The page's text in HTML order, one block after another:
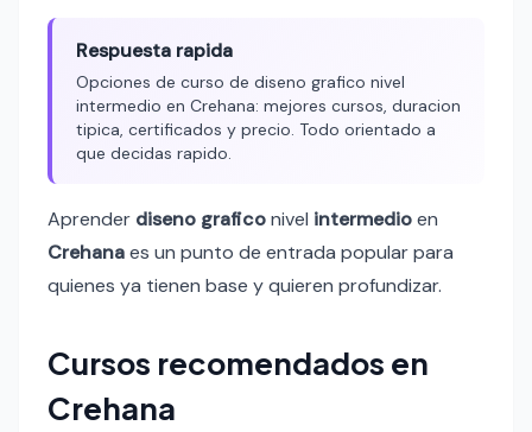
Respuesta rapida
Opciones de curso de diseno grafico nivel
intermedio en Crehana: mejores cursos, duracion
tipica, certificados y precio. Todo orientado a
que decidas rapido.
Aprender diseno graficonivel intermedioen
Crehanaes un punto de entrada popular para
quienes ya tienen base y quieren profundizar.
Cursos recomendados en
Crehana